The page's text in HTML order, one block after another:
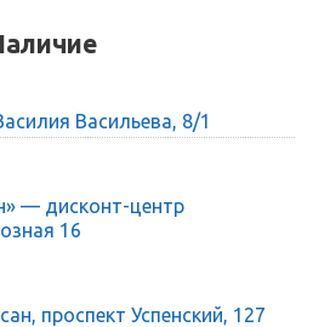
Васильева, 8/1
— дисконт-центр
16
проспект Успенский, 127